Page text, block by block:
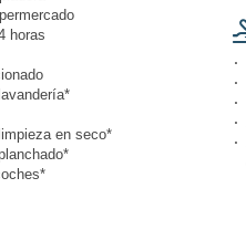
horas
en seco*